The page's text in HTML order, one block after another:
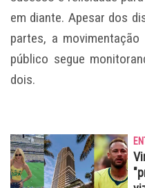
em diante. Apesar dos
partes, a
público segue
dois.